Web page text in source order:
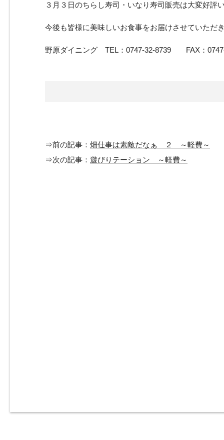
３月３日のちらし寿司・いなり寿司販売は大変好評
今後も皆様に美味しいお食事をお届けさせていただ
野原ダイニング TEL：0747-32-8739 FAX：
⇒前の記事： 畑仕事は素敵だなぁ ２ ～軽費～
⇒次の記事： 遊びりテーション ～軽費～